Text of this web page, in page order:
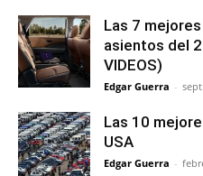
Las 7
asientos del
VIDEOS)
Edgar Guerra -
Las 10
USA
Edgar Guerra -